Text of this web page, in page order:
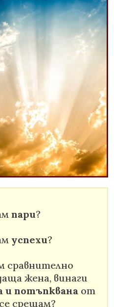
пари?
успехи?
сравнително
жена, винаги
и потъпквана от
срещам?